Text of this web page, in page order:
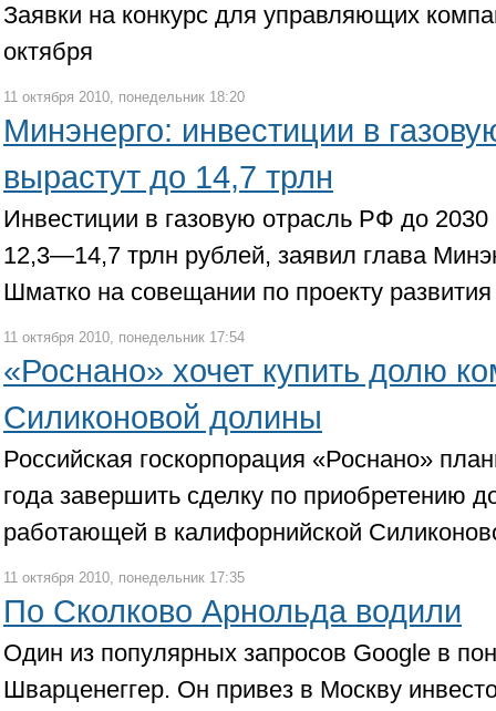
Заявки на конкурс для управляющих
октября
11 октября 2010, понедельник 18:20
Минэнерго: инвестиции в
вырастут до 14,7 трлн
Инвестиции в газовую отрасль РФ до 2030
12,3—14,7 трлн рублей, заявил глава
Шматко на совещании по проекту
11 октября 2010, понедельник 17:54
«Роснано» хочет купить долю
Силиконовой долины
Российская госкорпорация «Роснано»
года завершить сделку по приобретению
работающей в калифорнийской
11 октября 2010, понедельник 17:35
По Сколково Арнольда водили
Один из популярных запросов Google в
Шварценеггер. Он привез в Москву